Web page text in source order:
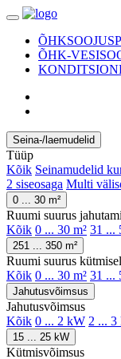
ÕHK-
Seina-/laemudelid
Tüüp
Kõik Seinamudelid
2 siseosaga Multi
0 ... 30 m²
Ruumi suurus
Kõik 0 ... 30 m² 31 ...
251 ... 350 m²
Ruumi suurus kütmisel
Kõik 0 ... 30 m² 31 ...
Jahutusvõimsus
Jahutusvõimsus
Kõik 0 ... 2 kW 2 ... 3
15 ... 25 kW
Kütmisvõimsus